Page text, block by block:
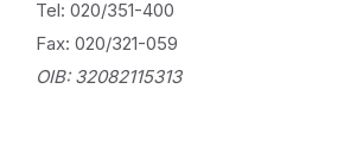
Tel: 020/351-400
Fax: 020/321-059
OIB: 32082115313